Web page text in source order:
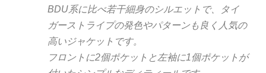
BDU系に比べ若干細身のシルエットで、タイ
ガーストライプの発色やパターンも良く人気の
高いジャケットです。
フロントに2個ポケットと左袖に1個ポケットが